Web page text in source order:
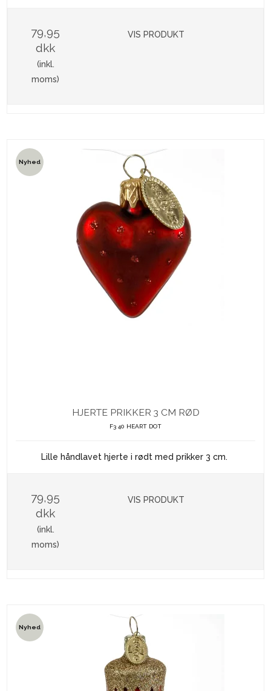
79,95
dkk
(inkl.
moms)
VIS PRODUKT
Nyhed
HJERTE PRIKKER 3 CM RØD
F3 40 HEART DOT
Lille håndlavet hjerte i rødt med prikker 3 cm.
79,95
dkk
(inkl.
moms)
VIS PRODUKT
Nyhed